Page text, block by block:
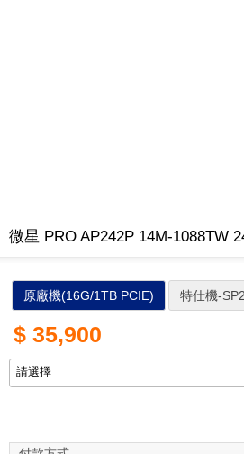
微星 PRO AP242P 14M-1088TW
原廠機(16G/1TB PCIE) 特仕機-
$ 35,900